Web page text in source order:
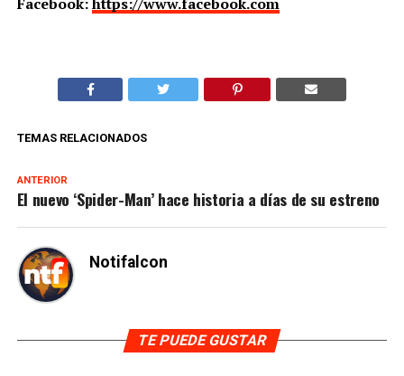
TEMAS RELACIONADOS
ANTERIOR
El nuevo ‘Spider-Man’ hace historia a días de su estreno
Notifalcon
TE PUEDE GUSTAR